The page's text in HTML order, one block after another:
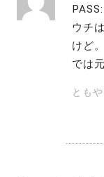
PASS:
ウチ
けど。
では
ともや